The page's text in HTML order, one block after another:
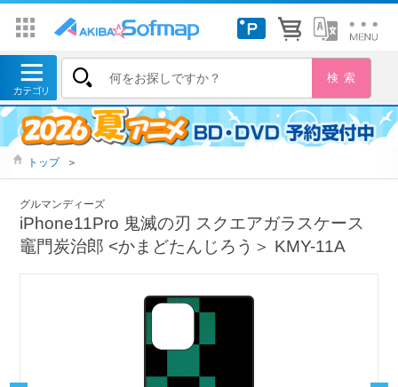
トップ ＞
グルマンディーズ
iPhone11Pro 鬼滅の刃 スクエアガラスケース
竈門炭治郎 <かまどたんじろう＞ KMY-11A